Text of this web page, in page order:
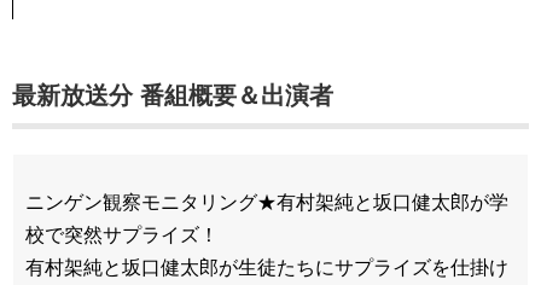
最新放送分 番組概要＆出演者
ニンゲン観察モニタリング★有村架純と坂口健太郎が学
校で突然サプライズ！
有村架純と坂口健太郎が生徒たちにサプライズを仕掛け